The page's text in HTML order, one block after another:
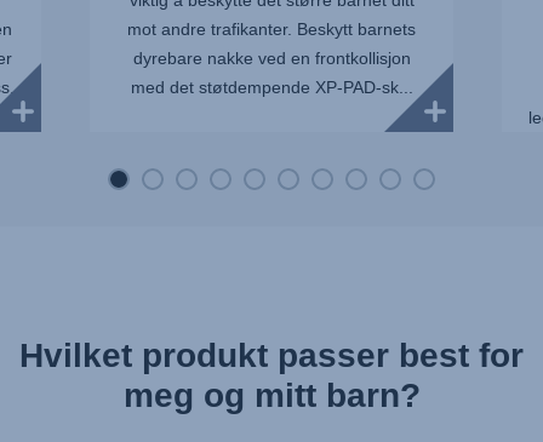
mot andre trafikanter. Beskytt barnets
dyrebare nakke ved en frontkollisjon
med det støtdempende XP-PAD-sk...
Hvilket produkt passer best for
meg og mitt barn?